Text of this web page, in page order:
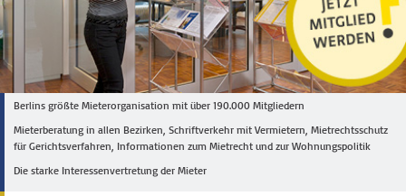
Berlins größte Mieterorganisation mit über 190.000 Mitgliedern
Mieterberatung in allen Bezirken, Schriftverkehr mit Vermietern, Mietrechtsschutz
für Gerichtsverfahren, Informationen zum Mietrecht und zur Wohnungspolitik
Die starke Interessenvertretung der Mieter